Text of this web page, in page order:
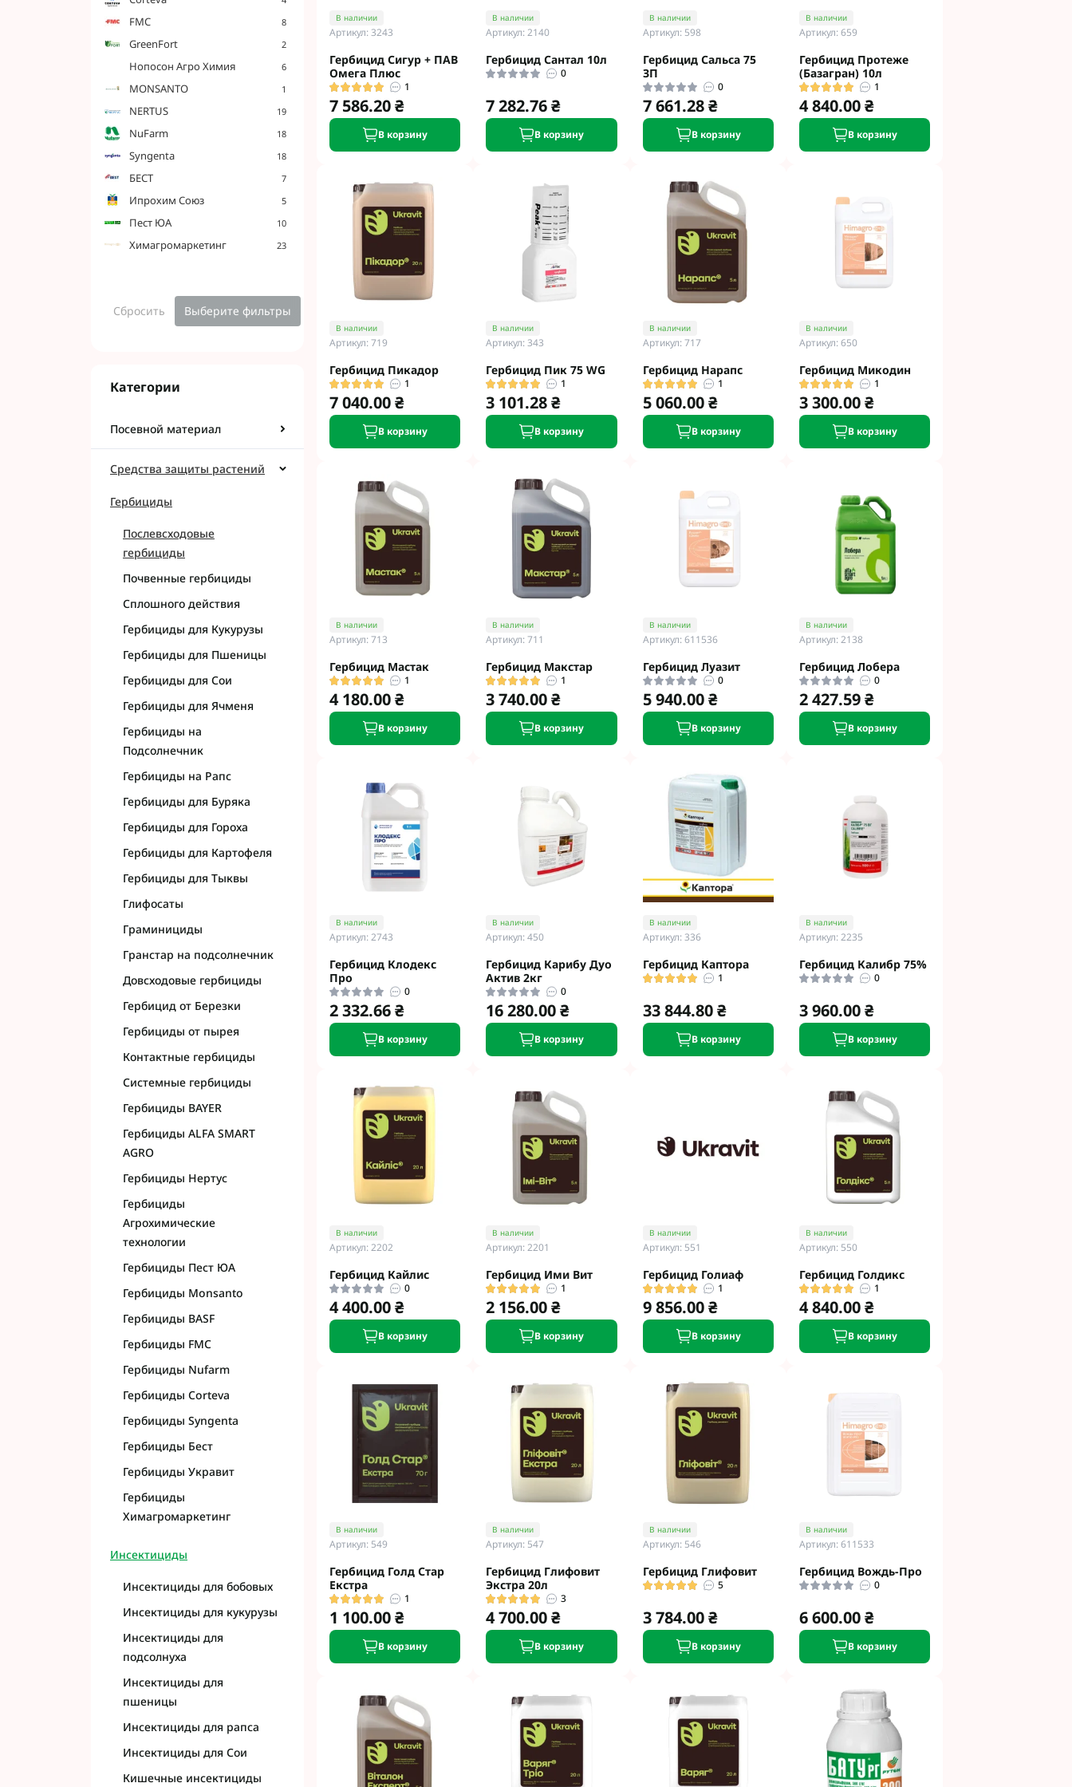
Фунгициды АХТ
Фунгициды Corteva
Фунгициды Альфа Смарт Агро
Фунгициды Пест ЮА
Фунгициды Укравит
Фунгициды Химагромаркетинг
Фунгициды BASF
Фунгициды BAYER
Фунгициды FMC
Фунгициды NERTUS
Фунгициды Syngenta
Микроудобрения Humintech
Микроудобрения Плантонит
Микроудобрения Укравит
FMC 8
GreenFort 2
Hoпocoн Агро Химия 6
MONSANTO 1
NERTUS 19
NuFarm 18
Syngenta 18
БЕСТ 7
Ипрохим Союз 5
Пест ЮА 10
Химагромаркетинг 23
Сбросить Выберите фильтры
Категории
Посевной материал
Средства защиты растений
Гербициды
Послевсходовые
гербициды
Почвенные гербициды
Сплошного действия
Гербициды для Кукурузы
Гербициды для Пшеницы
Гербициды для Сои
Гербициды для Ячменя
Гербициды на
Подсолнечник
Гербициды на Рапс
Гербициды для Буряка
Гербициды для Гороха
Гербициды для Картофеля
Гербициды для Тыквы
Глифосаты
Граминициды
Гранстар на подсолнечник
Довсходовые гербициды
Гербицид от Березки
Гербициды от пырея
Контактные гербициды
Системные гербициды
Гербициды BAYER
Гербициды ALFA SMART
AGRO
Гербициды Нертус
Гербициды
Агрохимические
технологии
Гербициды Пест ЮА
Гербициды Monsanto
Гербициды BASF
Гербициды FMC
Гербициды Nufarm
Гербициды Corteva
Гербициды Syngenta
Гербициды Бест
Гербициды Укравит
Гербициды
Химагромаркетинг
Инсектициды
Инсектициды для бобовых
Инсектициды для кукурузы
Инсектициды для
подсолнуха
Инсектициды для
пшеницы
Инсектициды для рапса
Инсектициды для Сои
Кишечные инсектициды
В наличии
Артикул: 3243
Гербицид Сигур + ПАВ
Омега Плюс
1
7 586.20 ₴
В корзину
В наличии
Артикул: 2140
Гербицид Сантал 10л
0
7 282.76 ₴
В корзину
В наличии
Артикул: 598
Гербицид Сальса 75
ЗП
0
7 661.28 ₴
В корзину
В наличии
Артикул: 659
Гербицид Протеже
(Базагран) 10л
1
4 840.00 ₴
В корзину
В наличии
Артикул: 719
Гербицид Пикадор
1
7 040.00 ₴
В корзину
В наличии
Артикул: 343
Гербицид Пик 75 WG
1
3 101.28 ₴
В корзину
В наличии
Артикул: 717
Гербицид Нарапс
1
5 060.00 ₴
В корзину
В наличии
Артикул: 650
Гербицид Микодин
1
3 300.00 ₴
В корзину
В наличии
Артикул: 713
Гербицид Мастак
1
4 180.00 ₴
В корзину
В наличии
Артикул: 711
Гербицид Макстар
1
3 740.00 ₴
В корзину
В наличии
Артикул: 611536
Гербицид Луазит
0
5 940.00 ₴
В корзину
В наличии
Артикул: 2138
Гербицид Лобера
0
2 427.59 ₴
В корзину
В наличии
Артикул: 2743
Гербицид Клодекс
Про
0
2 332.66 ₴
В корзину
В наличии
Артикул: 450
Гербицид Карибу Дуо
Актив 2кг
0
16 280.00 ₴
В корзину
В наличии
Артикул: 336
Гербицид Каптора
1
33 844.80 ₴
В корзину
В наличии
Артикул: 2235
Гербицид Калибр 75%
0
3 960.00 ₴
В корзину
В наличии
Артикул: 2202
Гербицид Кайлис
0
4 400.00 ₴
В корзину
В наличии
Артикул: 2201
Гербицид Ими Вит
1
2 156.00 ₴
В корзину
В наличии
Артикул: 551
Гербицид Голиаф
1
9 856.00 ₴
В корзину
В наличии
Артикул: 550
Гербицид Голдикс
1
4 840.00 ₴
В корзину
В наличии
Артикул: 549
Гербицид Голд Стар
Екстра
1
1 100.00 ₴
В корзину
В наличии
Артикул: 547
Гербицид Глифовит
Экстра 20л
3
4 700.00 ₴
В корзину
В наличии
Артикул: 546
Гербицид Глифовит
5
3 784.00 ₴
В корзину
В наличии
Артикул: 611533
Гербицид Вождь-Про
0
6 600.00 ₴
В корзину